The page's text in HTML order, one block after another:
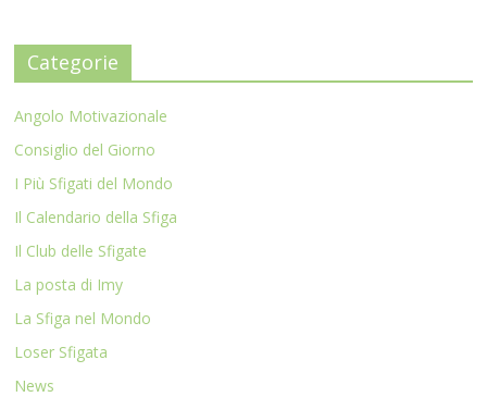
Categorie
Angolo Motivazionale
Consiglio del Giorno
I Più Sfigati del Mondo
Il Calendario della Sfiga
Il Club delle Sfigate
La posta di Imy
La Sfiga nel Mondo
Loser Sfigata
News